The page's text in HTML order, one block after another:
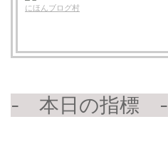
にほんブログ村
- 本日の指標 -